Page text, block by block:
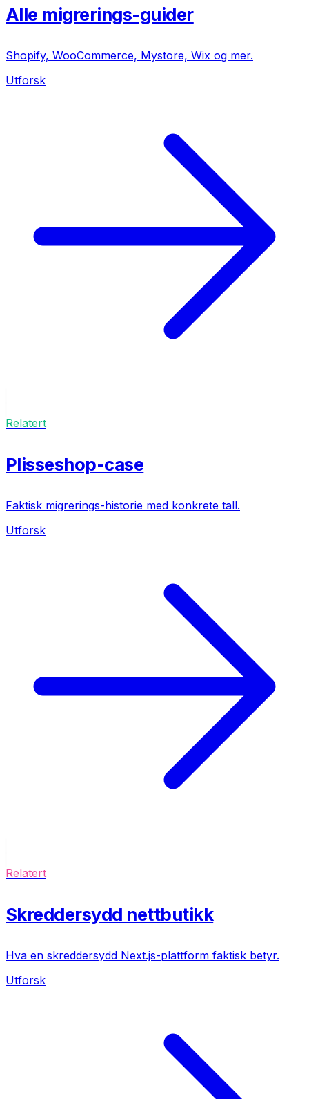
Alle migrerings-guider
Shopify, WooCommerce, Mystore, Wix og mer.
Utforsk
Relatert
Plisseshop-case
Faktisk migrerings-historie med konkrete tall.
Utforsk
Relatert
Skreddersydd nettbutikk
Hva en skreddersydd Next.js-plattform faktisk betyr.
Utforsk